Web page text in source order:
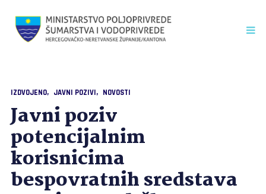
IZDVOJENO JAVNI POZIVI NOVOSTI
Javni poziv
potencijalnim
korisnicima
bespovratnih sredstava